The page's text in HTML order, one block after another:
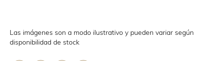
Las imágenes son a modo ilustrativo y pueden variar según
disponibilidad de stock